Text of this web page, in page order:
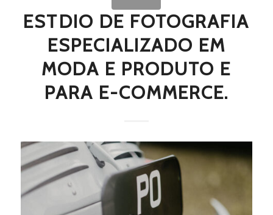
ESTDIO DE FOTOGRAFIA
ESPECIALIZADO EM
MODA E PRODUTO E
PARA E-COMMERCE.